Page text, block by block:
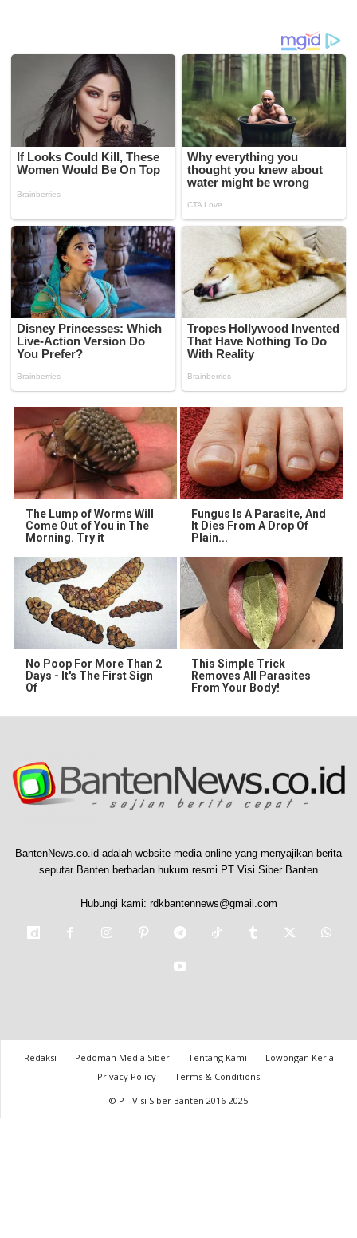
The Lump of Worms Will
Come Out of You in The
Morning. Try it
Fungus Is A Parasite, And
It Dies From A Drop Of
Plain...
No Poop For More Than 2
Days - It's The First Sign
Of
This Simple Trick
Removes All Parasites
From Your Body!
BantenNews.co.id adalah website media online yang menyajikan berita
seputar Banten berbadan hukum resmi PT Visi Siber Banten
Hubungi kami: rdkbantennews@gmail.com
Redaksi Pedoman Media Siber Tentang Kami
Lowongan Kerja
Privacy Policy
Terms & Conditions
© PT Visi Siber Banten 2016-2025